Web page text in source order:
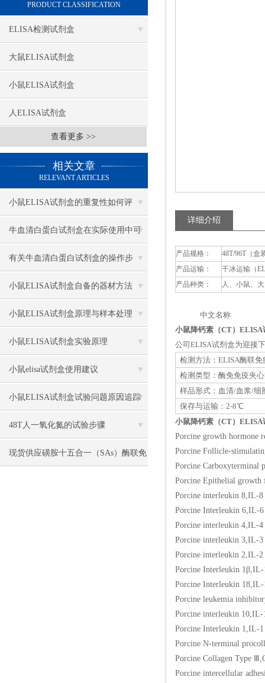
PRODUCT CLASSIFICATION
ELISA检测试剂盒
大鼠ELISA试剂盒
小鼠ELISA试剂盒
人ELISA试剂盒
查看更多 >>
相关文章
RELEVANT ARTICLES
小鼠ELISA试剂盒的重复性如何评
估？
牛血清白蛋白试剂盒在实际使用中可
分为多种类型测定
有关牛血清白蛋白试剂盒的操作步
骤，以下有详细说明
小鼠ELISA试剂盒自备的器材方法
小鼠ELISA试剂盒原理与样本处理
小鼠ELISA试剂盒实验原理
小鼠elisa试剂盒使用建议
小鼠ELISA试剂盒试验问题原因追踪
48T人一氧化氮的试验步骤
现货供应磺胺十五合一（SAs）酶联免
详细介绍
产品规格：
48T/96T（盒
产品运输：
干冰运输（
产品种类：
人、小鼠、
中文名称 英
小鼠降钙素（CT）ELISA
公司ELISA试剂盒为迎接
检测方法：ELISA酶联免
检测类型：酶免免疫夹
样品形式：血清/血浆/细
保存与运输：2-8℃
小鼠降钙素（CT）ELISA
Porcine growth
Porcine Follicle-
Porcine Carboxyterminal
Porcine Epithelial
Porcine interleukin 8,IL-
Porcine Interleukin
Porcine interleukin 4,IL-
Porcine interleukin 3,IL-
Porcine interleukin 2,IL-
Porcine Interleukin
Porcine Interleukin
Porcine leukemia
Porcine interleukin
Porcine Interleukin
Porcine N-terminal
Porcine Collagen Type
Porcine intercellular